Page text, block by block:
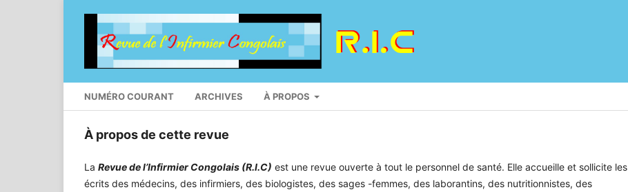
NUMÉRO COURANT ARCHIVES À PROPOS
À propos de cette revue
La Revue de l’Infirmier Congolais (R.I.C) est une revue ouverte à tout le personnel de santé. Elle accueille et sollicite les
écrits des médecins, des infirmiers, des biologistes, des sages -femmes, des laborantins, des nutritionnistes, des